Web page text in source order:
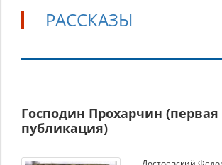
РАССКАЗЫ
Господин Прохарчин (первая
публикация)